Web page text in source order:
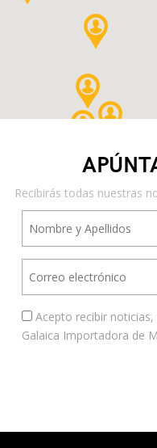
Recibirás todas nuestras
Acepto recibir
Galaica Importadora de